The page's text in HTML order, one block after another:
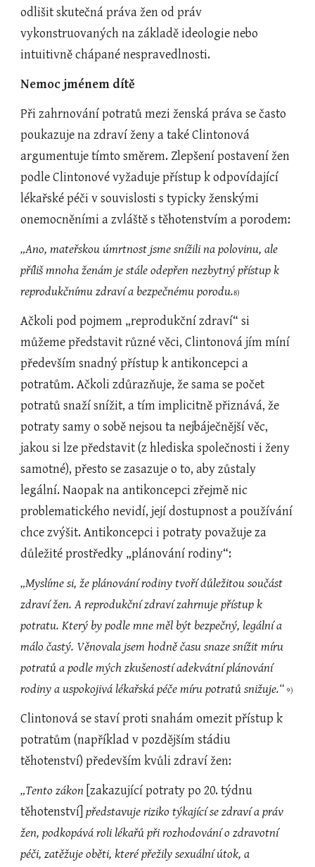
odlišit skutečná práva žen od práv
vykonstruovaných na základě ideologie nebo
intuitivně chápané nespravedlnosti.
Nemoc jménem dítě
Při zahrnování potratů mezi ženská práva se často
poukazuje na zdraví ženy a také Clintonová
argumentuje tímto směrem. Zlepšení postavení žen
podle Clintonové vyžaduje přístup k odpovídající
lékařské péči v souvislosti s typicky ženskými
onemocněními a zvláště s těhotenstvím a porodem:
„Ano, mateřskou úmrtnost jsme snížili na polovinu, ale
příliš mnoha ženám je stále odepřen nezbytný přístup k
reprodukčnímu zdraví a bezpečnému porodu.8)
Ačkoli pod pojmem „reprodukční zdraví“ si
můžeme představit různé věci, Clintonová jím míní
především snadný přístup k antikoncepci a
potratům. Ačkoli zdůrazňuje, že sama se počet
potratů snaží snížit, a tím implicitně přiznává, že
potraty samy o sobě nejsou ta nejbáječnější věc,
jakou si lze představit (z hlediska společnosti i ženy
samotné), přesto se zasazuje o to, aby zůstaly
legální. Naopak na antikoncepci zřejmě nic
problematického nevidí, její dostupnost a používání
chce zvýšit. Antikoncepci i potraty považuje za
důležité prostředky „plánování rodiny“:
„Myslíme si, že plánování rodiny tvoří důležitou součást
zdraví žen. A reprodukční zdraví zahrnuje přístup k
potratu. Který by podle mne měl být bezpečný, legální a
málo častý. Věnovala jsem hodně času snaze snížit míru
potratů a podle mých zkušeností adekvátní plánování
rodiny a uspokojivá lékařská péče míru potratů snižuje.“ 9)
Clintonová se staví proti snahám omezit přístup k
potratům (například v pozdějším stádiu
těhotenství) především kvůli zdraví žen:
„Tento zákon [zakazující potraty po 20. týdnu
těhotenství] představuje riziko týkající se zdraví a práv
žen, podkopává roli lékařů při rozhodování o zdravotní
péči, zatěžuje oběti, které přežily sexuální útok, a